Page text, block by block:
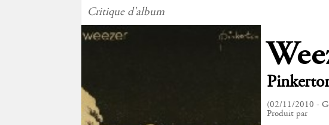
Critique d'album
(02/11/2010 -
Produit par